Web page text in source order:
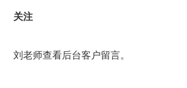
关注
刘老师查看后台客户留言。